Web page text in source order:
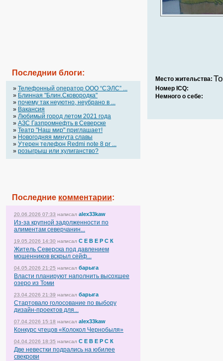
Последнии блоги:
» Телефонный оператор OOO “СЭЛС” ...
» Блинная "Блин.Сковородка"
» почему так неуютно, неубрано в ...
» Вакансия
» Любимый город летом 2021 года
» АЗС Газпромнефть в Северске
» Театр "Наш мир" приглашает!
» Новогодняя минута славы
» Утерен телефон Redmi note 8 pr ...
» розыгрыш или хулиганство?
Последние комментарии:
20.06.2026 07:33 написал alex33kaw
Из-за крупной задолженности по
алиментам северчанин...
19.05.2026 14:30 написал С Е В Е Р С К
Житель Северска под давлением
мошенников вскрыл сейф...
04.05.2026 21:25 написал барыга
Власти планируют наполнить высохшее
озеро из Томи
23.04.2026 21:39 написал барыга
Стартовало голосование по выбору
дизайн-проектов для...
07.04.2026 15:18 написал alex33kaw
Конкурс чтецов «Колокол Чернобыля»
04.04.2026 18:35 написал С Е В Е Р С К
Две невестки подрались на юбилее
свекрови
Место жительства:
Номер ICQ:
Немного о себе: